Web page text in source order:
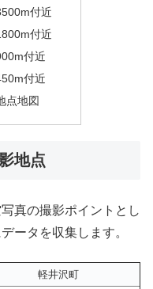
付近
付近
付近
付近
点地図
地点
真の撮影ポイントとし
ータを収集します。
軽井沢町